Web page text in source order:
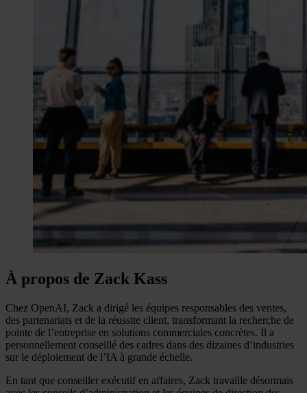
À propos de Zack Kass
Chez OpenAI, Zack a dirigé les équipes responsables des ventes,
des partenariats et de la réussite client, transformant la recherche de
pointe de l’entreprise en solutions commerciales concrètes. Il a
personnellement conseillé des cadres dans des dizaines d’industries
sur le déploiement de l’IA à grande échelle.
En tant que conseiller exécutif en affaires, Zack travaille désormais